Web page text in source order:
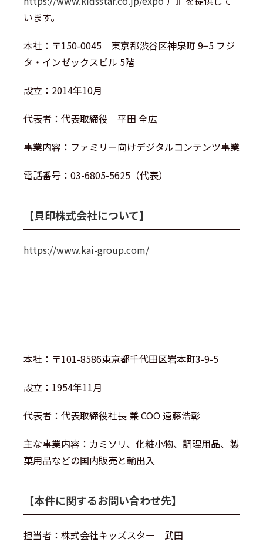
います。
本社：〒150-0045 東京都渋谷区神泉町 9−5 フジ
タ・インゼックスビル 5階
設立：2014年10月
代表者：代表取締役 平田 全広
事業内容：ファミリー向けデジタルコンテンツ事業
電話番号：03-6805-5625（代表）
【貝印株式会社について】
https://www.kai-group.com/
本社：〒101-8586東京都千代田区岩本町3-9-5
設立：1954年11月
代表者：代表取締役社長 兼 COO 遠藤浩彰
主な事業内容：カミソリ、化粧小物、調理用品、製
菓用品などの国内販売と輸出入
【本件に関するお問い合わせ先】
担当者：株式会社キッズスター 武田